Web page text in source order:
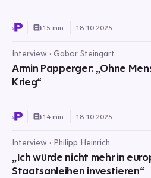
15 min. 18.10.2025
Interview · Gabor Steingart
Armin Papperger: „Ohne
Krieg“
14 min. 18.10.2025
Interview · Philipp Heinrich
„Ich würde nicht mehr in
Staatsanleihen investieren“